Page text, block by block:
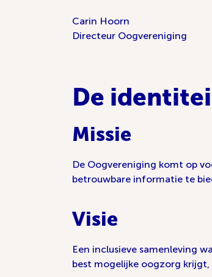
Carin Hoorn
Directeur Oogvereniging
De
Missie
De Oogvereniging komt op
betrouwbare informatie te
Visie
Een inclusieve samenleving
best mogelijke oogzorg